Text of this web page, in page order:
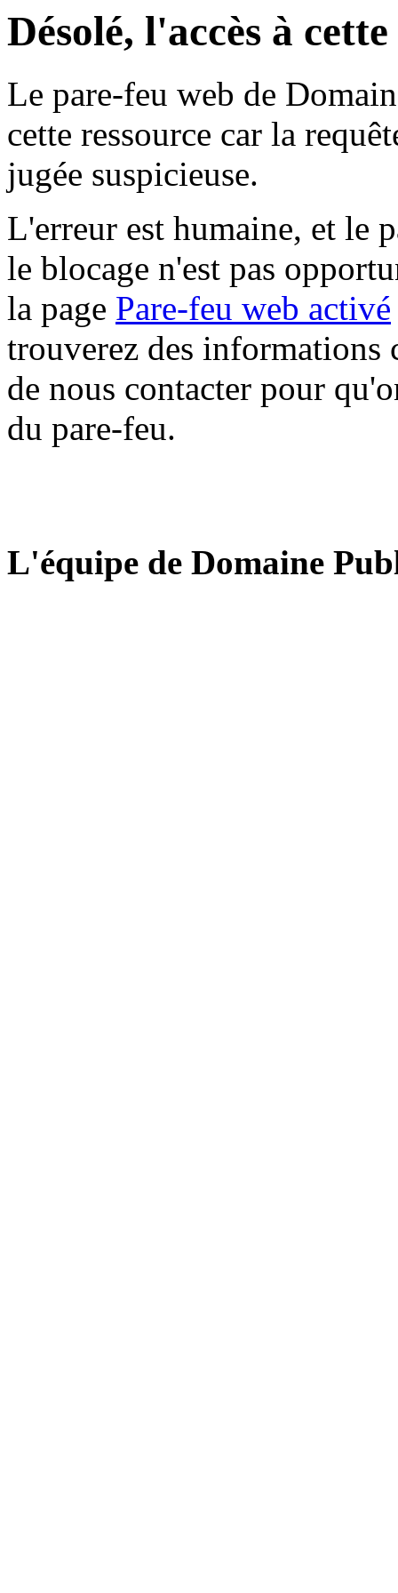
Désolé, l'accès à
Le pare-feu web de
cette ressource car la
jugée suspicieuse.
L'erreur est humaine, et le
le blocage n'est pas
la page Pare-feu web activé
trouverez des informations
de nous contacter pour
du pare-feu.
L'équipe de Domaine